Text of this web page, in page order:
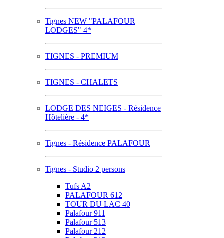
Tignes NEW "PALAFOUR
LODGES" 4*
TIGNES - PREMIUM
TIGNES - CHALETS
LODGE DES NEIGES - Résidence
Hôtelière - 4*
Tignes - Résidence PALAFOUR
Tignes - Studio 2 persons
Tufs A2
PALAFOUR 612
TOUR DU LAC 40
Palafour 911
Palafour 513
Palafour 212